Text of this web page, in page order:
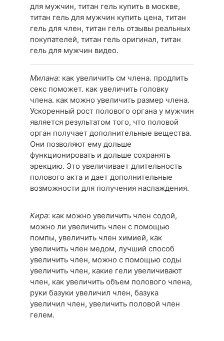
для мужчин, титан гель купить в москве,
титан гель для мужчин купить цена, титан
гель для член, титан гель отзывы реальных
покупателей, титан гель оригинал, титан
гель для мужчин видео.
Милана: как увеличить см члена. продлить
секс поможет. как увеличить головку
члена. как можно увеличить размер члена.
Ускоренный рост полового органа у мужчин
является результатом того, что половой
орган получает дополнительные вещества.
Они позволяют ему дольше
функционировать и дольше сохранять
эрекцию. Это увеличивает длительность
полового акта и дает дополнительные
возможности для получения наслаждения.
Кира: как можно увеличить член содой,
можно ли увеличить член с помощью
помпы, увеличить член химией, как
увеличить член медом, лучший способ
увеличить член, можно с помощью соды
увеличить член, какие гели увеличивают
член, как увеличить объем полового члена,
руки базуки увеличил член, базука
увеличил член, увеличить половой член
гелем.